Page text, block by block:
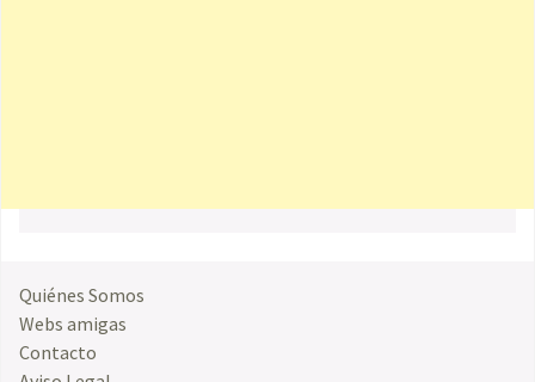
Quiénes Somos
Webs amigas
Contacto